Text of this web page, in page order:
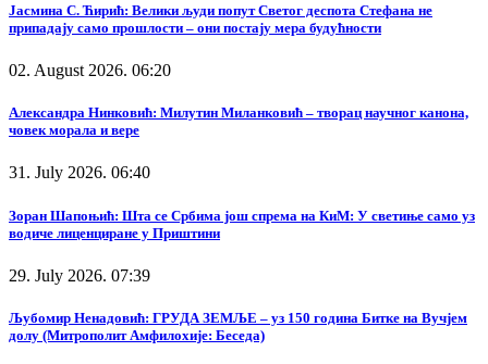
Јасмина С. Ћирић: Велики људи попут Светог деспота Стефана не
припадају само прошлости – они постају мера будућности
02. August 2026. 06:20
Александра Нинковић: Милутин Миланковић – творац научног канона,
човек морала и вере
31. July 2026. 06:40
Зоран Шапоњић: Шта се Србима још спрема на КиМ: У светиње само уз
водиче лиценциране у Приштини
29. July 2026. 07:39
Љубомир Ненадовић: ГРУДА ЗЕМЉЕ – уз 150 година Битке на Вучјем
долу (Митрополит Амфилохије: Беседа)